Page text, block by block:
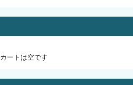
カートは空です